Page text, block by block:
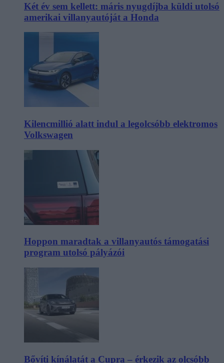
Két év sem kellett: máris nyugdíjba küldi utolsó
amerikai villanyautóját a Honda
Kilencmillió alatt indul a legolcsóbb elektromos
Volkswagen
Hoppon maradtak a villanyautós támogatási
program utolsó pályázói
Bővíti kínálatát a Cupra – érkezik az olcsóbb